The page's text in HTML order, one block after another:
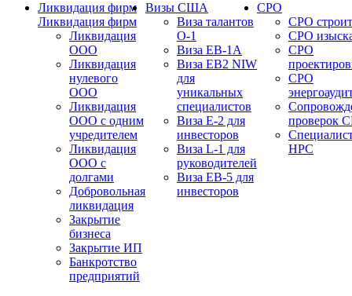
Ликвидация фирм
Ликвидация фирм
Ликвидация
ООО
Ликвидация
нулевого
ООО
Ликвидация
ООО с одним
учредителем
Ликвидация
ООО с
долгами
Добровольная
ликвидация
Закрытие
бизнеса
Закрытие ИП
Банкротство
предприятий
Визы США
Виза талантов
О-1
Виза EB-1A
Виза EB2 NIW
для
уникальных
специалистов
Виза E-2 для
инвесторов
Виза L-1 для
руководителей
Виза EB-5 для
инвесторов
СРО
СРО
СРО
СРО
СРО
проверок
НРС